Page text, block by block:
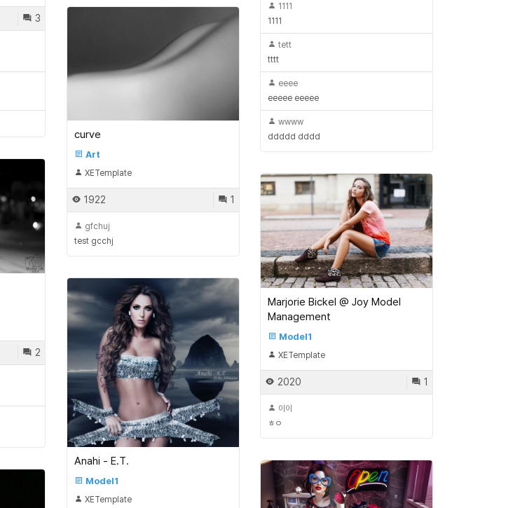
1111
1111
tett
tttt
eeee
eeeee eeeee
wwww
ddddd dddd
3
curve
Art
XETemplate
1
1922
gfchuj
test gcchj
2
Marjorie Bickel @ Joy Model
Management
Model1
XETemplate
1
2020
이이
ㅎㅇ
Anahi - E.T.
Model1
XETemplate